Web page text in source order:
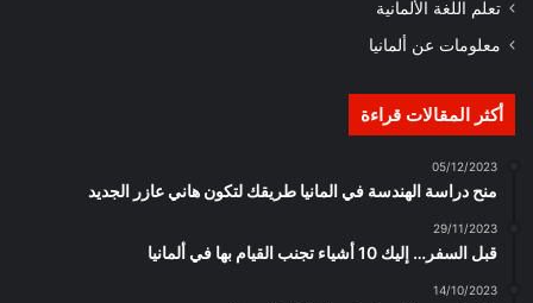
تعلم اللغة الألمانية
معلومات عن ألمانيا
أكثر المقالات قراءة
05/12/2023
منح دراسة الهندسة في المانيا طريقك لتكون هاني عازر الجديد
29/11/2023
قبل السفر… إليك 10 أشياء تجنب القيام بها في ألمانيا
14/10/2023